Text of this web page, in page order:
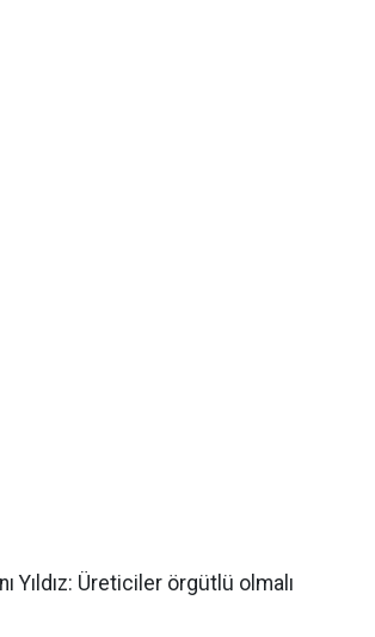
Yıldız: Üreticiler örgütlü olmalı